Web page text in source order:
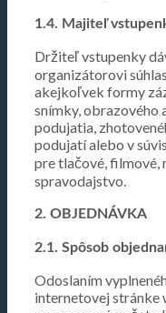
1.4. Majiteľ
Držiteľ vstupenky
organizátorovi
akejkoľvek formy
snímky, obrazového
podujatia,
podujatí alebo v
pre tlačové, filmové,
spravodajstvo.
2. OBJEDNÁVKA
2.1. Spôsob
Odoslaním
internetovej stránke